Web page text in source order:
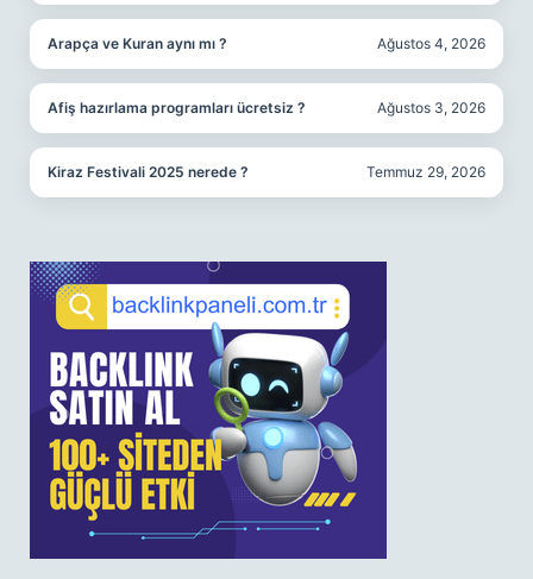
Arapça ve Kuran aynı mı ? Ağustos 4, 2026
Afiş hazırlama programları ücretsiz ? Ağustos 3, 2026
Kiraz Festivali 2025 nerede ? Temmuz 29, 2026